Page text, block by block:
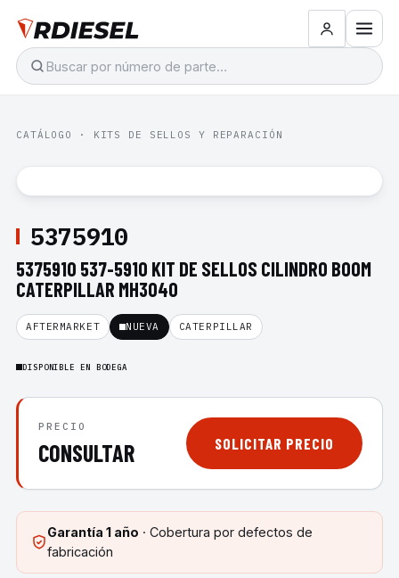
CATÁLOGO · KITS DE SELLOS Y REPARACIÓN
5375910
5375910 537-5910 KIT DE SELLOS CILINDRO BOOM
CATERPILLAR MH3040
AFTERMARKET NUEVA CATERPILLAR
DISPONIBLE EN BODEGA
PRECIO
CONSULTAR SOLICITAR PRECIO
Garantía 1 año · Cobertura por defectos de
fabricación